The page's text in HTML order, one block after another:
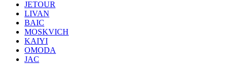
JETOUR
LIVAN
BAIC
MOSKVICH
KAIYI
OMODA
JAC